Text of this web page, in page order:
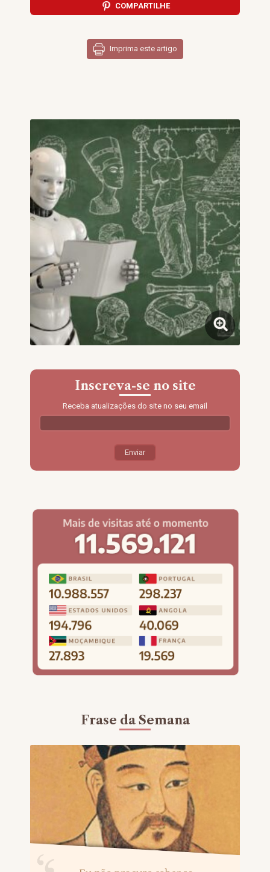
COMPARTILHE
Imprima este artigo
Inscreva-se no site
Receba atualizações do site no seu email
Frase da Semana